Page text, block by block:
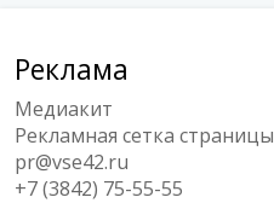
Реклама
Медиакит
Рекламная сетка страницы
pr@vse42.ru
+7 (3842) 75-55-55